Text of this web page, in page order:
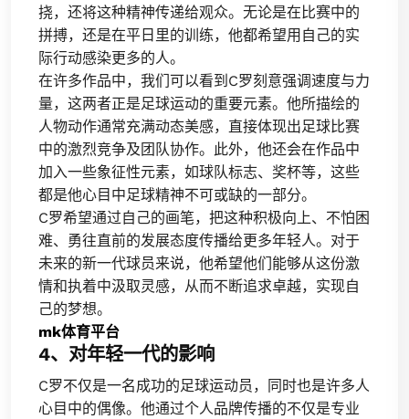
挠，还将这种精神传递给观众。无论是在比赛中的
拼搏，还是在平日里的训练，他都希望用自己的实
际行动感染更多的人。
在许多作品中，我们可以看到C罗刻意强调速度与力
量，这两者正是足球运动的重要元素。他所描绘的
人物动作通常充满动态美感，直接体现出足球比赛
中的激烈竞争及团队协作。此外，他还会在作品中
加入一些象征性元素，如球队标志、奖杯等，这些
都是他心目中足球精神不可或缺的一部分。
C罗希望通过自己的画笔，把这种积极向上、不怕困
难、勇往直前的发展态度传播给更多年轻人。对于
未来的新一代球员来说，他希望他们能够从这份激
情和执着中汲取灵感，从而不断追求卓越，实现自
己的梦想。
mk体育平台
4、对年轻一代的影响
C罗不仅是一名成功的足球运动员，同时也是许多人
心目中的偶像。他通过个人品牌传播的不仅是专业